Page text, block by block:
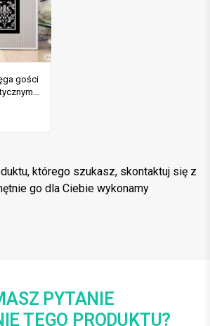
gości
paski.
którego szukasz, skontaktuj się z
go dla Ciebie wykonamy
PYTANIE
TEGO PRODUKTU?